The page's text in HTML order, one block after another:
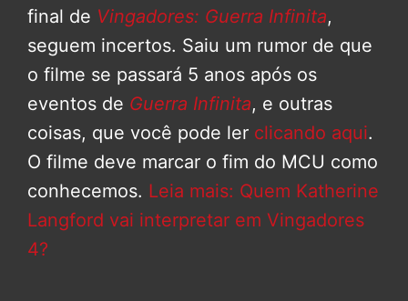
final de Vingadores: Guerra Infinita,
seguem incertos. Saiu um rumor de que
o filme se passará 5 anos após os
eventos de Guerra Infinita, e outras
coisas, que você pode ler clicando aqui.
O filme deve marcar o fim do MCU como
conhecemos. Leia mais: Quem Katherine
Langford vai interpretar em Vingadores
4?